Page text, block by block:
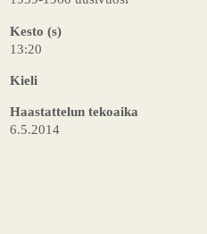
Kesto (s)
13:20
Kieli
Haastattelun tekoaika
6.5.2014